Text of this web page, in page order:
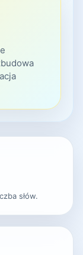
słów.